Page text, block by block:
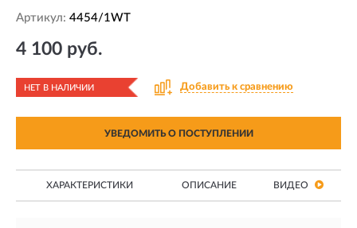
Артикул: 4454/1WT
4 100 руб.
НЕТ В НАЛИЧИИ Добавить к сравнению
УВЕДОМИТЬ О ПОСТУПЛЕНИИ
ХАРАКТЕРИСТИКИ ОПИСАНИЕ ВИДЕО